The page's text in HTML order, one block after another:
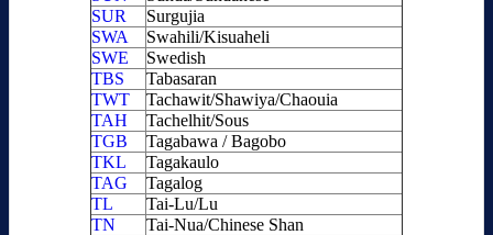
SUR
Surgujia
SWA
Swahili/Kisuaheli
SWE
Swedish
TBS
Tabasaran
TWT
Tachawit/Shawiya/Chaouia
TAH
Tachelhit/Sous
TGB
Tagabawa / Bagobo
TKL
Tagakaulo
TAG
Tagalog
TL
Tai-Lu/Lu
TN
Tai-Nua/Chinese Shan